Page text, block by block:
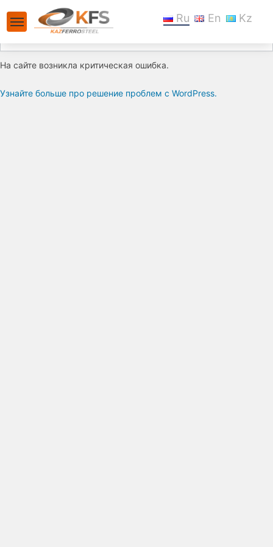
Ru En Kz
На сайте возникла критическая ошибка.
Узнайте больше про решение проблем с WordPress.